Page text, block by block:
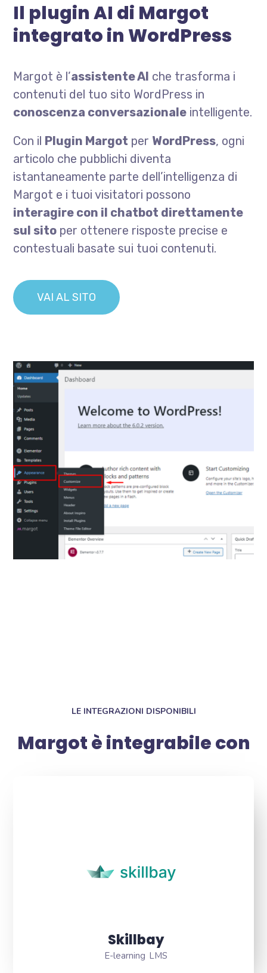
Il plugin AI di Margot
integrato in WordPress
Margot è l’assistente AI che trasforma i
contenuti del tuo sito WordPress in
conoscenza conversazionale intelligente.
Con il Plugin Margot per WordPress, ogni
articolo che pubblichi diventa
istantaneamente parte dell’intelligenza di
Margot e i tuoi visitatori possono
interagire con il chatbot direttamente
sul sito per ottenere risposte precise e
contestuali basate sui tuoi contenuti.
VAI AL SITO
LE INTEGRAZIONI DISPONIBILI
Margot è integrabile con
Skillbay
E-learning LMS